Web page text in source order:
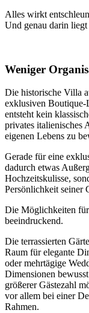
Alles wirkt
Und genau darin liegt
Weniger
Die historische Villa
exklusiven Boutique-
entsteht kein
privates italienisches
eigenen Lebens zu
Gerade für eine
dadurch etwas
Hochzeitskulisse,
Persönlichkeit seiner
Die Möglichkeiten
beeindruckend.
Die terrassierten
Raum für elegante
oder mehrtägige
Dimensionen
größerer Gästezahl
vor allem bei einer
Rahmen.